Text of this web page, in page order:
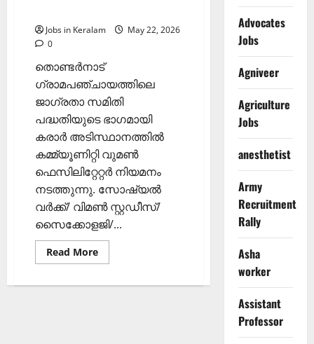
Jobs in Keralam
May 22, 2026
0
തൊണ്ടർനാട്
ഗ്രാമപഞ്ചായത്തിലെ
ജാഗ്രതാ സമിതി
പദ്ധതിയുടെ ഭാഗമായി
കരാർ അടിസ്ഥാനത്തിൽ
കമ്മ്യൂണിറ്റി വുമൺ
ഫെസിലിറ്റേറ്റർ നിയമനം
നടത്തുന്നു. സോഷ്യൽ
വർക്ക്/ വിമൺ സ്റ്റഡീസ്/
സൈക്കോളജി/...
Read MoreRead
more
Advocates
Jobs
Agniveer
Agriculture
Jobs
anesthetist
Army
Recruitment
Rally
Asha
worker
Assistant
Professor